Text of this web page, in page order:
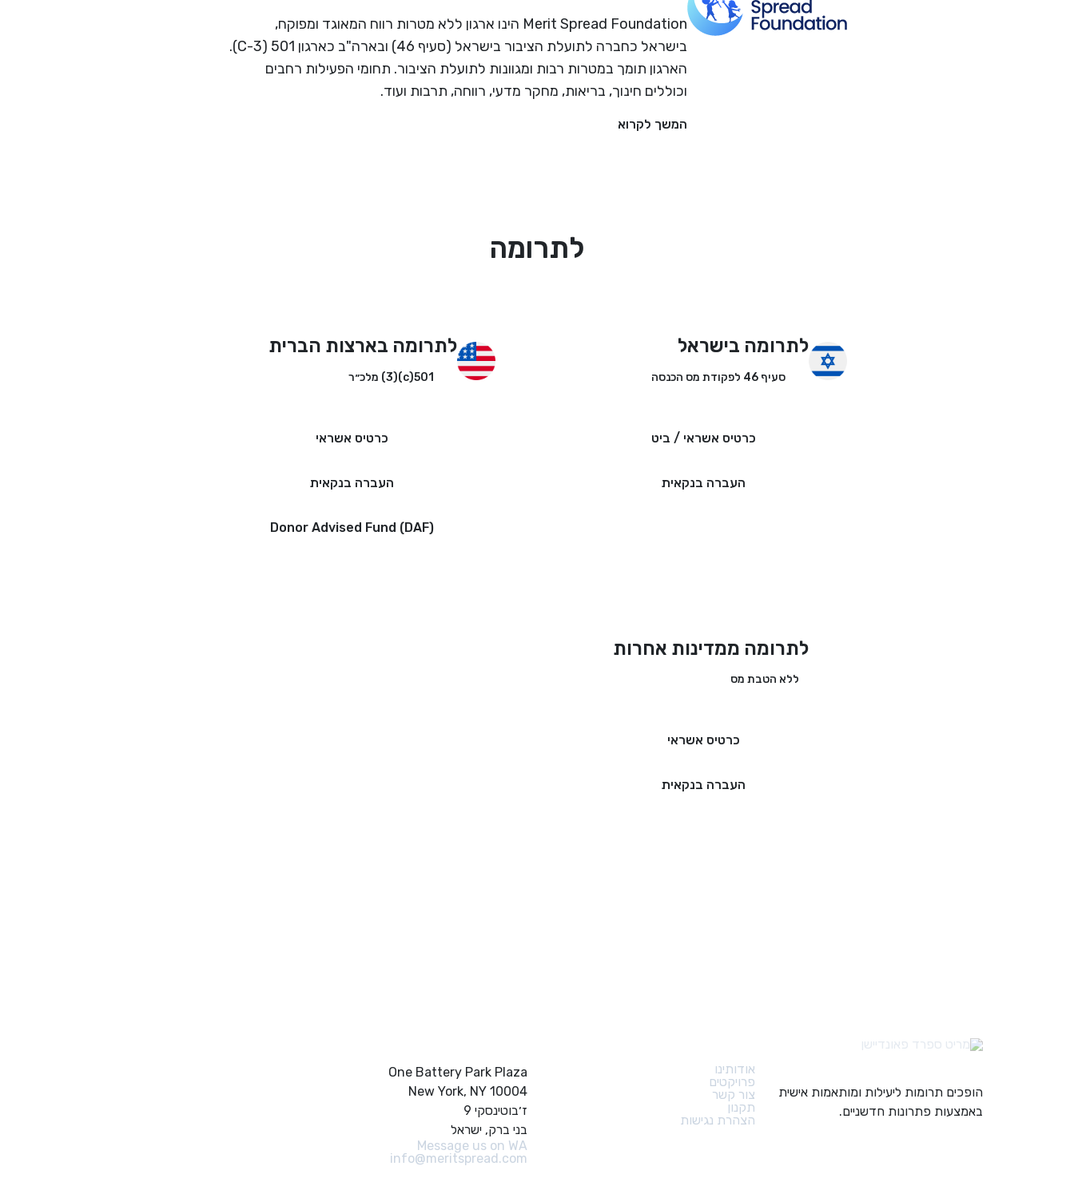
Merit Spread Foundation הינו ארגון ללא מטרות רווח המאוגד ומפוקח,
בישראל כחברה לתועלת הציבור בישראל (סעיף 46) ובארה"ב כארגון 501 (C-3).
הארגון תומך במטרות רבות ומגוונות לתועלת הציבור. תחומי הפעילות רחבים
וכוללים חינוך, בריאות, מחקר מדעי, רווחה, תרבות ועוד.
המשך לקרוא
לתרומה
לתרומה בישראל
סעיף 46 לפקודת מס הכנסה
כרטיס אשראי / ביט
העברה בנקאית
לתרומה בארצות הברית
501(c)(3) מלכ״ר
כרטיס אשראי
העברה בנקאית
Donor Advised Fund (DAF)
לתרומה ממדינות אחרות
ללא הטבת מס
כרטיס אשראי
העברה בנקאית
הופכים תרומות ליעילות ומותאמות אישית
באמצעות פתרונות חדשניים.
אודותינו
פרויקטים
צור קשר
תקנון
הצהרת נגישות
One Battery Park Plaza
New York, NY 10004
ז׳בוטינסקי 9
בני ברק, ישראל
Message us on WA
info@meritspread.com